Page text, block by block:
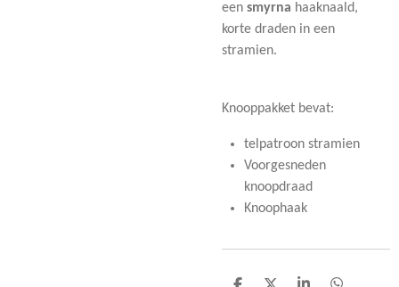
een smyrna haaknaald,
korte draden in een
stramien.
Knooppakket bevat:
telpatroon stramien
Voorgesneden
knoopdraad
Knoophaak